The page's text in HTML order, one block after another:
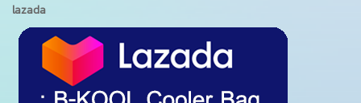
lazada